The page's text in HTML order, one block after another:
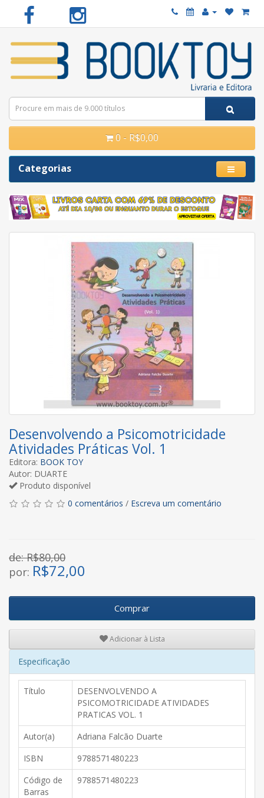
0 - R$0,00
Categorias
Desenvolvendo a Psicomotricidade
Atividades Práticas Vol. 1
Editora: BOOK TOY
Autor: DUARTE
Produto disponível
0 comentários / Escreva um comentário
de: R$80,00
por: R$72,00
Comprar
Adicionar à Lista
Especificação
Título
DESENVOLVENDO A
PSICOMOTRICIDADE ATIVIDADES
PRATICAS VOL. 1
Autor(a)
Adriana Falcão Duarte
ISBN
9788571480223
Código de
Barras
9788571480223